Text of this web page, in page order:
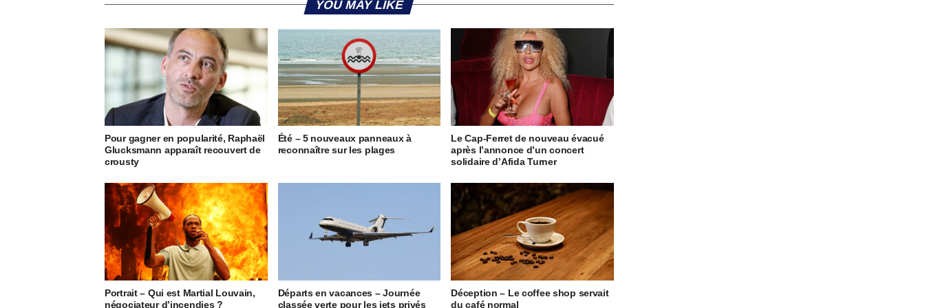
YOU MAY LIKE
Pour gagner en popularité, Raphaël
Glucksmann apparaît recouvert de
crousty
Été – 5 nouveaux panneaux à
reconnaître sur les plages
Le Cap-Ferret de nouveau évacué
après l’annonce d’un concert
solidaire d’Afida Turner
Portrait – Qui est Martial Louvain,
négociateur d’incendies ?
Départs en vacances – Journée
classée verte pour les jets privés
Déception – Le coffee shop servait
du café normal